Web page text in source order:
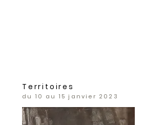
Territoires
du 10 au 15 janvier 2023